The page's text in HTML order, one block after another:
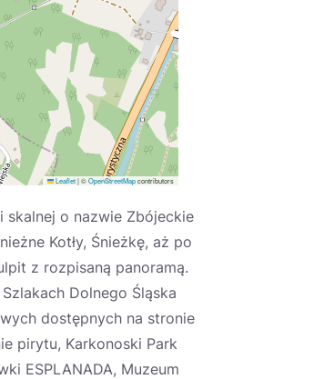
Leaflet|©OpenStreetMapcontributors
o nazwie Zbójeckie
Kotły, Śnieżkę, aż po
z rozpisaną panoramą.
Dolnego Śląska
dostępnych na stronie
pirytu, Karkonoski Park
ESPLANADA, Muzeum